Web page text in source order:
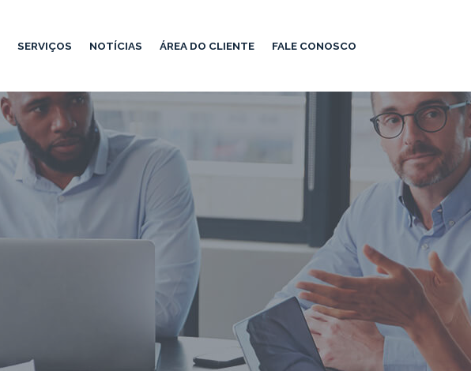
SERVIÇOS NOTÍCIAS ÁREA DO CLIENTE FALE CONOSCO